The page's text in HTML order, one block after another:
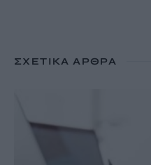
ΣΧΕΤΙΚΆ ΆΡΘΡΑ